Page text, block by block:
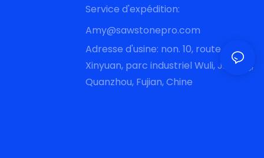
Service d'expédition:
Amy@sawstonepro.com
Adresse d'usine: non. 10, route
Xinyuan, parc industriel Wuli, Jinjiang,
Quanzhou, Fujian, Chine